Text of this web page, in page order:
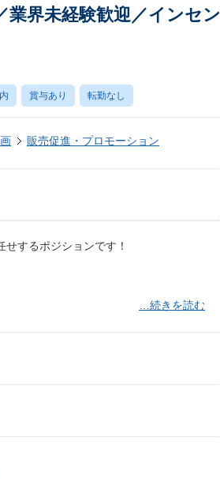
界未経験歓迎／インセン
賞与あり 転勤なし
販売促進・プロモーション
するポジションです！
…続きを読む